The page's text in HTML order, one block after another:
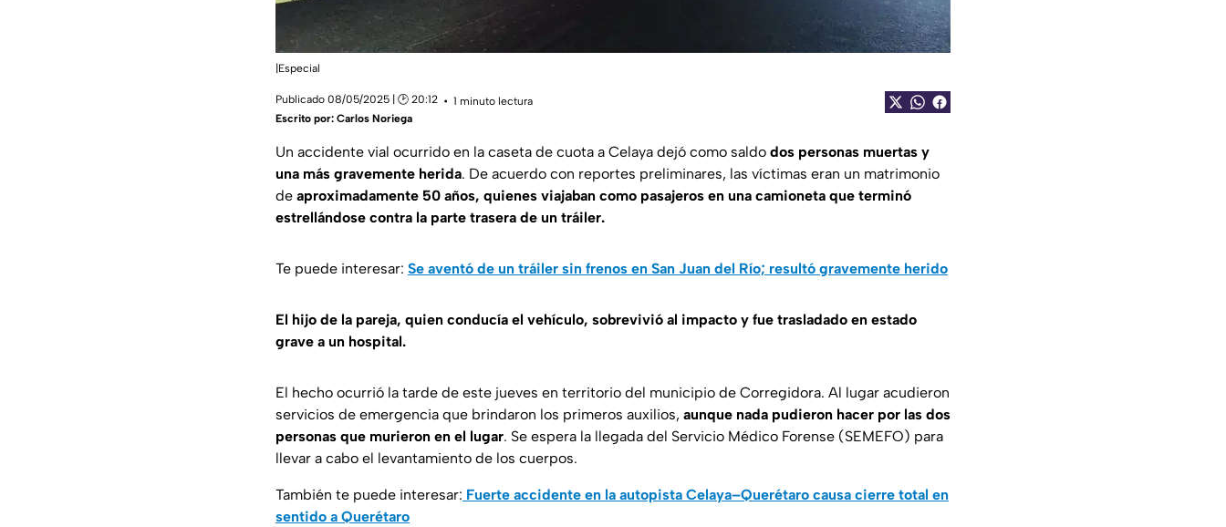
|Especial
Publicado 08/05/2025 | 🕑 20:12
1 minuto lectura
Escrito por: Carlos Noriega
Un accidente vial ocurrido en la caseta de cuota a Celaya dejó como saldo dos personas muertas y
una más gravemente herida. De acuerdo con reportes preliminares, las víctimas eran un matrimonio
de aproximadamente 50 años, quienes viajaban como pasajeros en una camioneta que terminó
estrellándose contra la parte trasera de un tráiler.
Te puede interesar: Se aventó de un tráiler sin frenos en San Juan del Río; resultó gravemente herido
El hijo de la pareja, quien conducía el vehículo, sobrevivió al impacto y fue trasladado en estado
grave a un hospital.
El hecho ocurrió la tarde de este jueves en territorio del municipio de Corregidora. Al lugar acudieron
servicios de emergencia que brindaron los primeros auxilios, aunque nada pudieron hacer por las dos
personas que murieron en el lugar. Se espera la llegada del Servicio Médico Forense (SEMEFO) para
llevar a cabo el levantamiento de los cuerpos.
También te puede interesar: Fuerte accidente en la autopista Celaya–Querétaro causa cierre total en
sentido a Querétaro